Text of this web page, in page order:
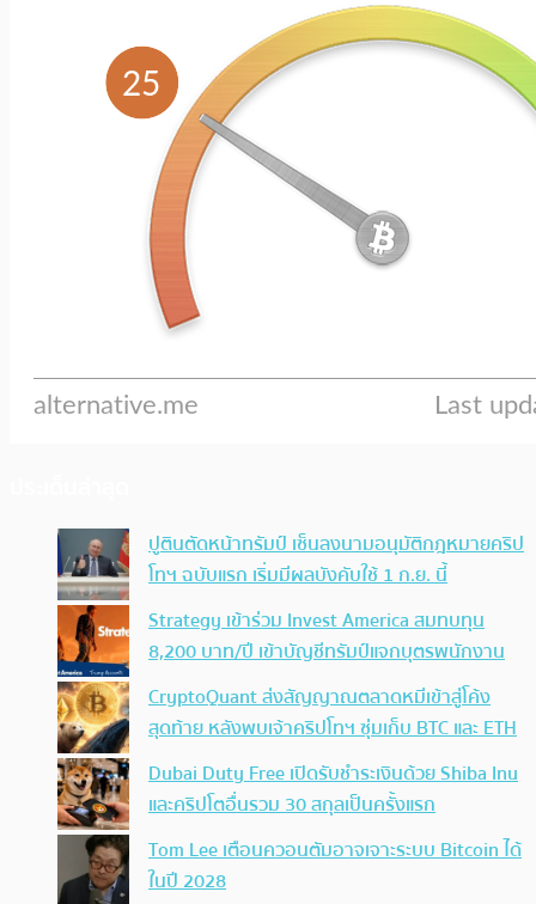
ปูตินตัดหน้าทรัมป์ เซ็นลงนามอนุมัติกฎหมายคริป
โทฯ ฉบับแรก เริ่มมีผลบังคับใช้ 1 ก.ย. นี้
Strategy เข้าร่วม Invest America สมทบทุน
8,200 บาท/ปี เข้าบัญชีทรัมป์แจกบุตรพนักงาน
CryptoQuant ส่งสัญญาณตลาดหมีเข้าสู่โค้ง
สุดท้าย หลังพบเจ้าคริปโทฯ ซุ่มเก็บ BTC และ ETH
Dubai Duty Free เปิดรับชำระเงินด้วย Shiba Inu
และคริปโตอื่นรวม 30 สกุลเป็นครั้งแรก
Tom Lee เตือนควอนตัมอาจเจาะระบบ Bitcoin ได้
ในปี 2028